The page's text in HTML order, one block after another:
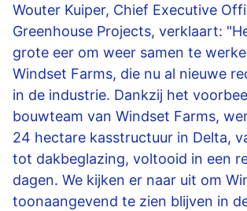
Wouter Kuiper, Chief Executive
Greenhouse Projects, verklaart:
grote eer om weer samen te
Windset Farms, die nu al nieuwe
in de industrie. Dankzij het
bouwteam van Windset Farms,
24 hectare kasstructuur in Delta,
tot dakbeglazing, voltooid in een
dagen. We kijken er naar uit om
toonaangevend te zien blijven in